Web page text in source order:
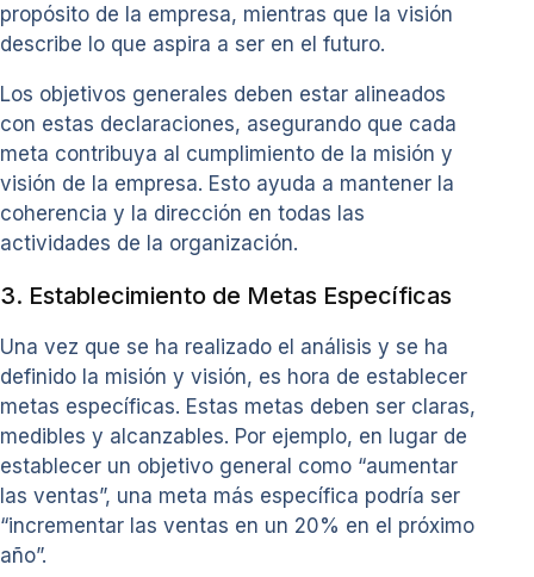
propósito de la empresa, mientras que la visión
describe lo que aspira a ser en el futuro.
Los objetivos generales deben estar alineados
con estas declaraciones, asegurando que cada
meta contribuya al cumplimiento de la misión y
visión de la empresa. Esto ayuda a mantener la
coherencia y la dirección en todas las
actividades de la organización.
3. Establecimiento de Metas Específicas
Una vez que se ha realizado el análisis y se ha
definido la misión y visión, es hora de establecer
metas específicas. Estas metas deben ser claras,
medibles y alcanzables. Por ejemplo, en lugar de
establecer un objetivo general como “aumentar
las ventas”, una meta más específica podría ser
“incrementar las ventas en un 20% en el próximo
año”.